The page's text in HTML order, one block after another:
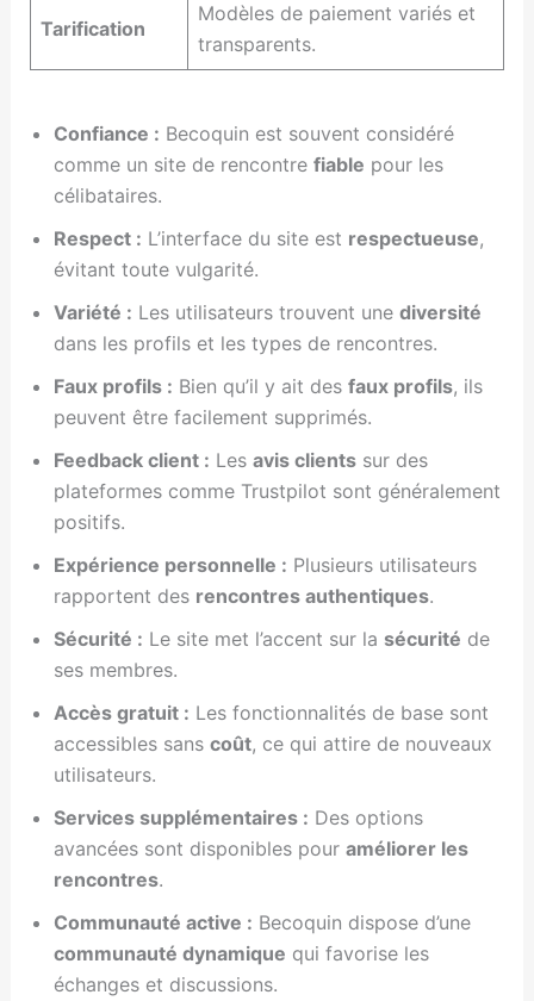
Tarification
Modèles de paiement variés et
transparents.
Confiance : Becoquin est souvent considéré
comme un site de rencontre fiable pour les
célibataires.
Respect : L’interface du site est respectueuse,
évitant toute vulgarité.
Variété : Les utilisateurs trouvent une diversité
dans les profils et les types de rencontres.
Faux profils : Bien qu’il y ait des faux profils, ils
peuvent être facilement supprimés.
Feedback client : Les avis clientssur des
plateformes comme Trustpilot sont généralement
positifs.
Expérience personnelle : Plusieurs utilisateurs
rapportent des rencontres authentiques.
Sécurité : Le site met l’accent sur la sécurité de
ses membres.
Accès gratuit : Les fonctionnalités de base sont
accessibles sans coût, ce qui attire de nouveaux
utilisateurs.
Services supplémentaires : Des options
avancées sont disponibles pour améliorer les
rencontres.
Communauté active : Becoquin dispose d’une
communauté dynamique qui favorise les
échanges et discussions.